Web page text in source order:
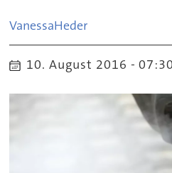
VanessaHeder
10. August 2016 - 07:30